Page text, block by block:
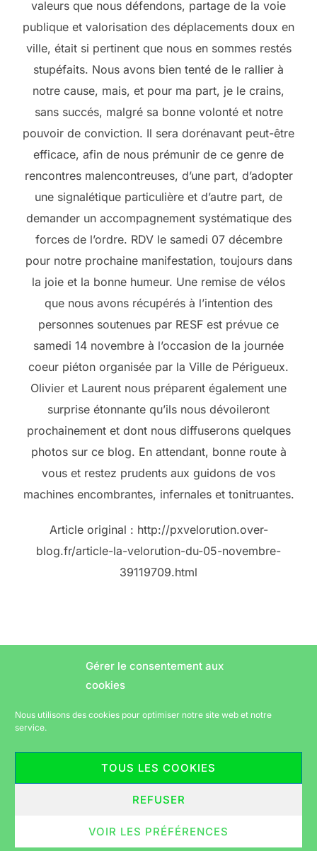
Gérer le consentement aux
cookies
Nous utilisons des cookies pour optimiser notre site web et notre
service.
TOUS LES COOKIES
REFUSER
VOIR LES PRÉFÉRENCES
valeurs que nous défendons, partage de la voie
publique et valorisation des déplacements doux en
ville, était si pertinent que nous en sommes restés
stupéfaits. Nous avons bien tenté de le rallier à
notre cause, mais, et pour ma part, je le crains,
sans succés, malgré sa bonne volonté et notre
pouvoir de conviction. Il sera dorénavant peut-être
efficace, afin de nous prémunir de ce genre de
rencontres malencontreuses, d’une part, d’adopter
une signalétique particulière et d’autre part, de
demander un accompagnement systématique des
forces de l’ordre. RDV le samedi 07 décembre
pour notre prochaine manifestation, toujours dans
la joie et la bonne humeur. Une remise de vélos
que nous avons récupérés à l’intention des
personnes soutenues par RESF est prévue ce
samedi 14 novembre à l’occasion de la journée
coeur piéton organisée par la Ville de Périgueux.
Olivier et Laurent nous préparent également une
surprise étonnante qu’ils nous dévoileront
prochainement et dont nous diffuserons quelques
photos sur ce blog. En attendant, bonne route à
vous et restez prudents aux guidons de vos
machines encombrantes, infernales et tonitruantes.
Article original : http://pxvelorution.over-
blog.fr/article-la-velorution-du-05-novembre-
39119709.html
Pagination
des
publications
Copyright © 2026 Vélorution périgourdine